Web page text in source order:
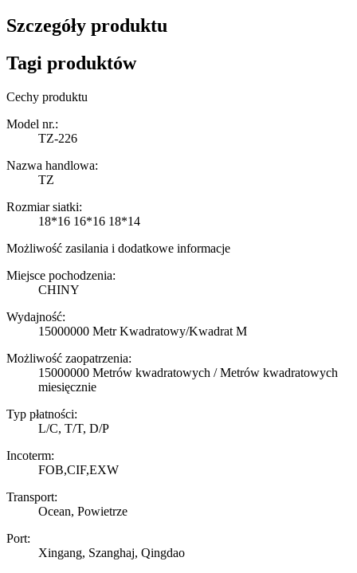
Szczegóły produktu
Tagi produktów
Cechy produktu
Model nr.:
TZ-226
Nazwa handlowa:
TZ
Rozmiar siatki:
18*16 16*16 18*14
Możliwość zasilania i dodatkowe informacje
Miejsce pochodzenia:
CHINY
Wydajność:
15000000 Metr Kwadratowy/Kwadrat M
Możliwość zaopatrzenia:
15000000 Metrów kwadratowych / Metrów kwadratowych
miesięcznie
Typ płatności:
L/C, T/T, D/P
Incoterm:
FOB,CIF,EXW
Transport:
Ocean, Powietrze
Port:
Xingang, Szanghaj, Qingdao